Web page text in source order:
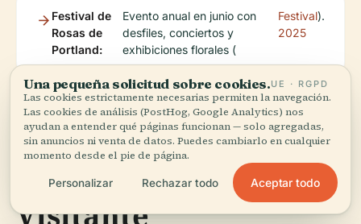
Festival de
Rosas de
Portland:
Evento anual en junio con
desfiles, conciertos y
exhibiciones florales (
Festival
2025
).
Consejos para el
Visitante
Una pequeña solicitud sobre cookies.UE · RGPD
Las cookies estrictamente necesarias permiten la navegación.
Las cookies de análisis (PostHog, Google Analytics) nos
ayudan a entender qué páginas funcionan — solo agregadas,
sin anuncios ni venta de datos. Puedes cambiarlo en cualquier
momento desde el pie de página.
Personalizar Rechazar todo Aceptar todo